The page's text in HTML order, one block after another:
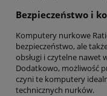
Bezpieczeństwo i
Komputery nurkowe
bezpieczeństwo, ale
obsługi i czytelne
Dodatkowo, możliwość
czyni te komputery
technicznych nurków.